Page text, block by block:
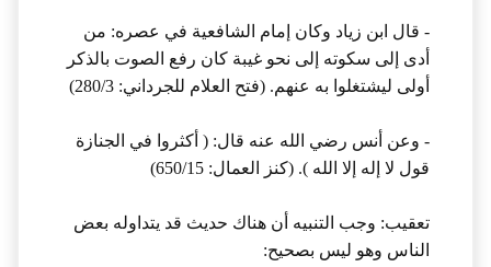
- قال ابن زياد وكان إمام الشافعية في عصره: من
أدى إلى سكوته إلى نحو غيبة كان رفع الصوت بالذكر
أولى ليشتغلوا به عنهم. (فتح العلام للجرداني: 280/3)
- وعن أنس رضي الله عنه قال: ( أكثروا في الجنازة
قول لا إله إلا الله ). (كنز العمال: 650/15)
تعقيب: وجب التنبيه أن هناك حديث قد يتداوله بعض
الناس وهو ليس بصحيح: